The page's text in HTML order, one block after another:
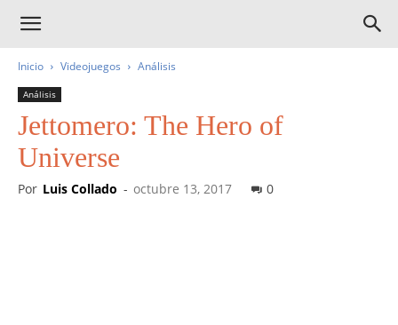
Inicio Videojuegos Análisis
Análisis
Jettomero: The Hero of
Universe
Por Luis Collado - octubre 13, 2017 0